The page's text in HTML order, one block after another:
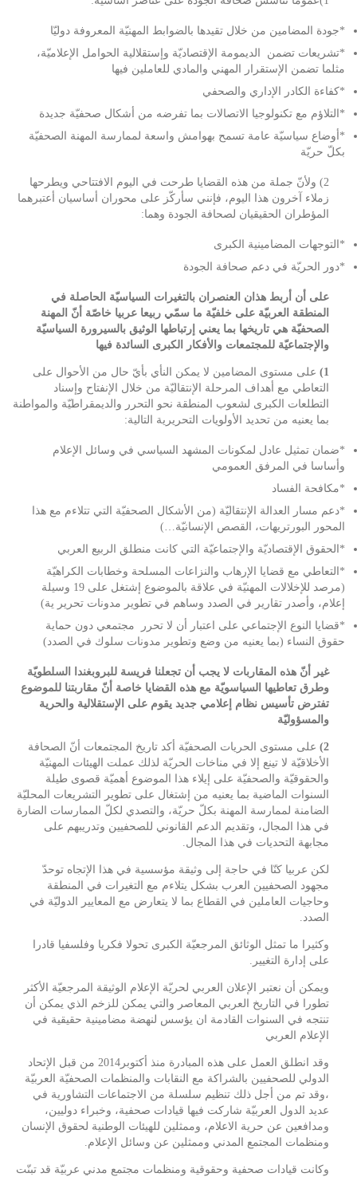
*جودة المضامين من خلال تقيدها بالضوابط المهنيّة المعروفة دوليّا
*تشريعات تضمن الديمومة الإقتصاديّة وإستقلالية الحوامل الإعلاميّة،
مثلما تضمن الإستقرار المهني والمادي للعاملين فيها
*كفاءة الكادر الإداري والصحفي
*التلاؤم مع تكنولوجيا الاتصالات بما تفرضه من أشكال صحفيّة جديدة
*أوضاع سياسيّة عامة تسمح بهوامش واسعة لممارسة المهنة الصحفيّة
بكلّ حريّة
2) ولأنّ جملة من هذه القضايا طرحت في اليوم الافتتاحي ويطرحها
زملاء آخرون هذا اليوم، فإنني سأركّز على محوران أساسيان أعتبرهما
المؤطران الحقيقيان لصحافة الجودة وهما:
*التوجهات المضامينية الكبرى
*دور الحريّة في دعم صحافة الجودة
على أن أربط هذان العنصران بالتغيرات السياسيّة الحاصلة في
المنطقة العربيّة على خلفيّة ما سمّي ربيعا عربيا خاصّة أنّ المهنة
الصحفيّة هي تاريخها بما يعني إرتباطها الوثيق بالسيرورة السياسيّة
والإجتماعيّة للمجتمعات والأفكار الكبرى السائدة فيها
1)
على مستوى المضامين لا يمكن النأي بأيّ حال من الأحوال على
التعاطي مع أهداف المرحلة الإنتقاليّة من خلال الإنفتاح وإسناد
التطلعات الكبرى لشعوب المنطقة نحو التحرر والديمقراطيّة والمواطنة
بما يعنيه من تحديد الأولويات التحريرية التالية:
*ضمان تمثيل عادل لمكونات المشهد السياسي في وسائل الإعلام
وأساسا في المرفق العمومي
*مكافحة الفساد
*دعم مسار العدالة الإنتقاليّة (من الأشكال الصحفيّة التي تتلاءم مع هذا
المحور البورتريهات، القصص الإنسانيّة…)
*الحقوق الإقتصاديّة والإجتماعيّة التي كانت منطلق الربيع العربي
*التعاطي مع قضايا الإرهاب والنزاعات المسلحة وخطابات الكراهيّة
(مرصد للإخلالات المهنيّة في علاقة بالموضوع إشتغل على 19 وسيلة
إعلام، وأصدر تقارير في الصدد وساهم في تطوير مدونات تحرير ية)
*قضايا النوع الإجتماعي على اعتبار أن لا تحرر مجتمعي دون حماية
حقوق النساء (بما يعنيه من وضع وتطوير مدونات سلوك في الصدد)
غير أنّ هذه المقاربات لا يجب أن تجعلنا فريسة للبروبغندا السلطويّة
وطرق تعاطيها السياسويّة مع هذه القضايا خاصة أنّ مقاربتنا للموضوع
تفترض تأسيس نظام إعلامي جديد يقوم على الإستقلالية والحرية
والمسؤوليّة
2)
على مستوى الحريات الصحفيّة أكد تاريخ المجتمعات أنّ الصحافة
الأخلاقيّة لا تينع إلا في مناخات الحريّة لذلك عملت الهيئات المهنيّة
والحقوقيّة والصحفيّة على إيلاء هذا الموضوع أهميّة قصوى طيلة
السنوات الماضية بما يعنيه من إشتغال على تطوير التشريعات المحليّة
الضامنة لممارسة المهنة بكلّ حريّة، والتصدي لكلّ الممارسات الضارة
في هذا المجال، وتقديم الدعم القانوني للصحفيين وتدريبهم على
مجابهة التحديات في هذا المجال.
لكن عربيا كنّا في حاجة إلى وثيقة مؤسسية في هذا الإتجاه توحدّ
مجهود الصحفيين العرب بشكل يتلاءم مع التغيرات في المنطقة
وحاجيات العاملين في القطاع بما لا يتعارض مع المعايير الدوليّة في
الصدد.
وكثيرا ما تمثل الوثائق المرجعيّة الكبرى تحولا فكريا وفلسفيا قادرا
على إدارة التغيير.
ويمكن أن نعتبر الإعلان العربي لحريّة الإعلام الوثيقة المرجعيّة الأكثر
تطورا في التاريخ العربي المعاصر والتي يمكن للزخم الذي يمكن أن
تنتجه في السنوات القادمة ان يؤسس لنهضة مضامينية حقيقية في
الإعلام العربي
وقد انطلق العمل على هذه المبادرة منذ أكتوبر2014 من قبل الإتحاد
الدولي للصحفيين بالشراكة مع النقابات والمنظمات الصحفيّة العربيّة
،وقد تم من أجل ذلك تنظيم سلسلة من الاجتماعات التشاورية في
عديد الدول العربيّة شاركت فيها قيادات صحفية، وخبراء دوليين،
ومدافعين عن حرية الاعلام، وممثلين للهيئات الوطنية لحقوق الإنسان
ومنظمات المجتمع المدني وممثلين عن وسائل الإعلام.
وكانت قيادات صحفية وحقوقية ومنظمات مجتمع مدني عربيّة قد تبنّت